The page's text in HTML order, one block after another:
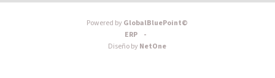
Powered byGlobalBluePoint©
ERP -
Diseño byNetOne